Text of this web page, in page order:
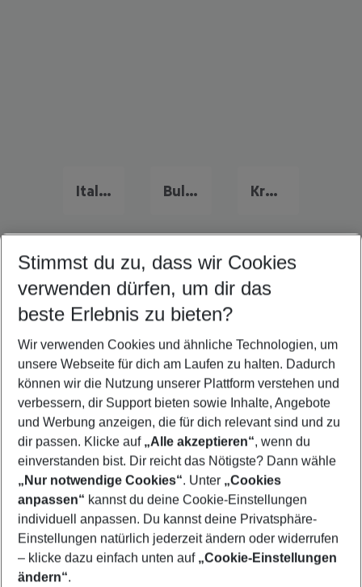
Italien Urlaub Bulgarien Urlaub Kreta Urlaub
Quicklinks
Flug & Hotel Zadar
Familienurlaub Zadar
Pauschalreisen Zadar
Frübucher Angebote Zadar für 2026
Last Minute Zadar
Footer
Footer navigation
Über uns
AGB
Bestpreisgarantie
Stimmst du zu, dass wir Cookies
verwenden dürfen, um dir das
beste Erlebnis zu bieten?
Wir verwenden Cookies und ähnliche Technologien, um
unsere Webseite für dich am Laufen zu halten. Dadurch
können wir die Nutzung unserer Plattform verstehen und
verbessern, dir Support bieten sowie Inhalte, Angebote
und Werbung anzeigen, die für dich relevant sind und zu
dir passen. Klicke auf „Alle akzeptieren“, wenn du
einverstanden bist. Dir reicht das Nötigste? Dann wähle
„Nur notwendige Cookies“. Unter „Cookies
anpassen“ kannst du deine Cookie-Einstellungen
individuell anpassen. Du kannst deine Privatsphäre-
Einstellungen natürlich jederzeit ändern oder widerrufen
– klicke dazu einfach unten auf „Cookie-Einstellungen
ändern“.